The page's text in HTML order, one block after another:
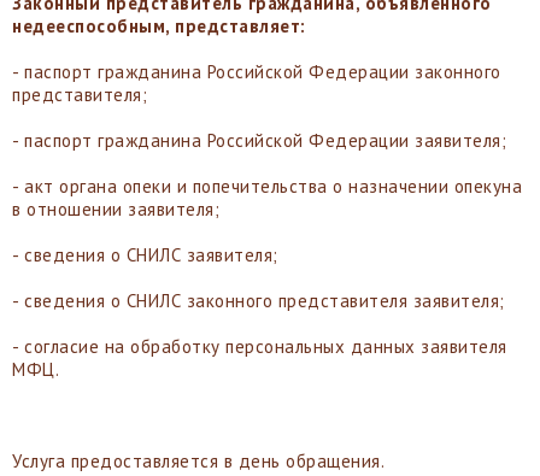
недееспособным, представляет:
- паспорт гражданина Российской Федерации законного
представителя;
- паспорт гражданина Российской Федерации заявителя;
- акт органа опеки и попечительства о назначении опекуна
в отношении заявителя;
- сведения о СНИЛС заявителя;
- сведения о СНИЛС законного представителя заявителя;
- согласие на обработку персональных данных заявителя
МФЦ.
Услуга предоставляется в день обращения.